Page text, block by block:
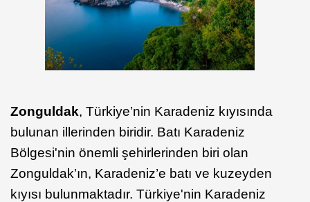
Zonguldak, Türkiye’nin Karadeniz kıyısında
bulunan illerinden biridir. Batı Karadeniz
Bölgesi'nin önemli şehirlerinden biri olan
Zonguldak’ın, Karadeniz’e batı ve kuzeyden
kıyısı bulunmaktadır. Türkiye'nin Karadeniz